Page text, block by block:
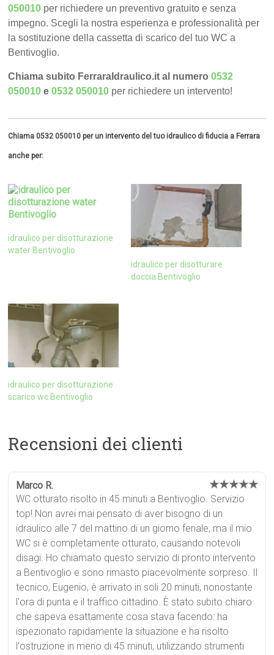
050010 per richiedere un preventivo gratuito e senza
impegno. Scegli la nostra esperienza e professionalità per
la sostituzione della cassetta di scarico del tuo WC a
Bentivoglio.
Chiama subito FerraraIdraulico.it al numero0532
050010 e0532 050010 per richiedere un intervento!
Chiama 0532 050010 per un intervento del tuo idraulico di fiducia a Ferrara
anche per:
idraulico per disotturazione
water Bentivoglio
idraulico per disotturare
doccia Bentivoglio
idraulico per disotturazione
scarico wc Bentivoglio
Recensioni dei clienti
Marco R. ★★★★★
WC otturato risolto in 45 minuti a Bentivoglio. Servizio
top! Non avrei mai pensato di aver bisogno di un
idraulico alle 7 del mattino di un giorno feriale, ma il mio
WC si è completamente otturato, causando notevoli
disagi. Ho chiamato questo servizio di pronto intervento
a Bentivoglio e sono rimasto piacevolmente sorpreso. Il
tecnico, Eugenio, è arrivato in soli 20 minuti, nonostante
l'ora di punta e il traffico cittadino. È stato subito chiaro
che sapeva esattamente cosa stava facendo: ha
ispezionato rapidamente la situazione e ha risolto
l'ostruzione in meno di 45 minuti, utilizzando strumenti